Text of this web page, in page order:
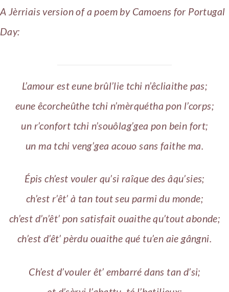
A Jèrriais version of a poem by Camoens for Portugal
Day:
L’amour est eune brûl’lie tchi n’êcliaithe pas;
eune êcorcheûthe tchi n’mèrquétha pon l’corps;
un r’confort tchi n’souôlag’gea pon bein fort;
un ma tchi veng’gea acouo sans faithe ma.
Épis ch’est vouler qu’si raîque des âqu’sies;
ch’est r’êt’ à tan tout seu parmi du monde;
ch’est d’n’êt’ pon satisfait ouaithe qu’tout abonde;
ch’est d’êt’ pèrdu ouaithe qué tu’en aie gângni.
Ch’est d’vouler êt’ embarré dans tan d’si;